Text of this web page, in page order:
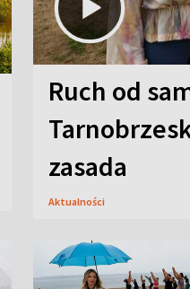
Ruch od
zasada
Aktualności